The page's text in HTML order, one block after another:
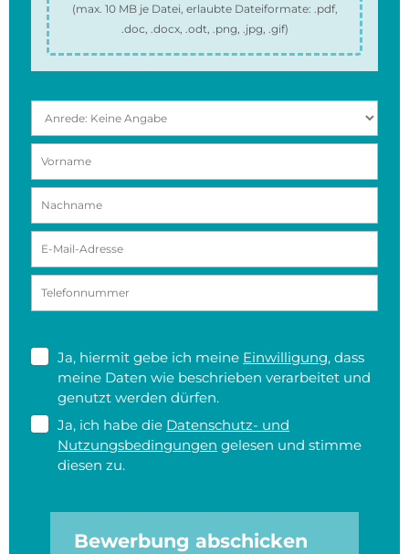
(max. 10 MBje Datei, erlaubte Dateiformate: .pdf,
.doc, .docx, .odt, .png, .jpg, .gif)
Ja, hiermit gebe ich meine Einwilligung, dass
meine Daten wie beschrieben verarbeitet und
genutzt werden dürfen.
Ja, ich habe die Datenschutz- und
Nutzungsbedingungen gelesen und stimme
diesen zu.
Bewerbung abschicken